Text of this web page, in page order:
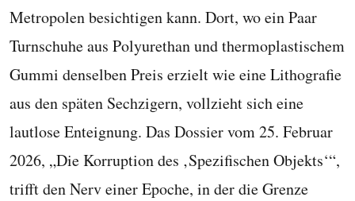
Metropolen besichtigen kann. Dort, wo ein Paar
Turnschuhe aus Polyurethan und thermoplastischem
Gummi denselben Preis erzielt wie eine Lithografie
aus den späten Sechzigern, vollzieht sich eine
lautlose Enteignung. Das Dossier vom 25. Februar
2026, „Die Korruption des ‚Spezifischen Objekts‘“,
trifft den Nerv einer Epoche, in der die Grenze